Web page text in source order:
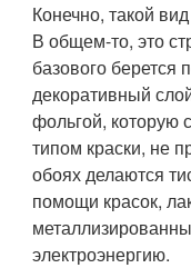
Конечно, такой
В общем-то, это
базового берется
декоративный
фольгой, которую
типом краски, не
обоях делаются
помощи красок,
электроэнергию.